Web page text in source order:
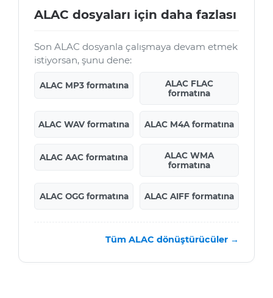
ALAC dosyaları için daha fazlası
Son ALAC dosyanla çalışmaya devam etmek
istiyorsan, şunu dene:
ALAC MP3 formatına
ALAC FLAC
formatına
ALAC WAV formatına ALAC M4A formatına
ALAC AAC formatına
ALAC WMA
formatına
ALAC OGG formatına ALAC AIFF formatına
Tüm ALAC dönüştürücüler →